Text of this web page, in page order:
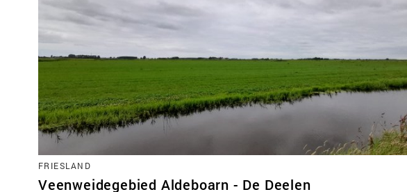
FRIESLAND
Veenweidegebied Aldeboarn - De Deelen